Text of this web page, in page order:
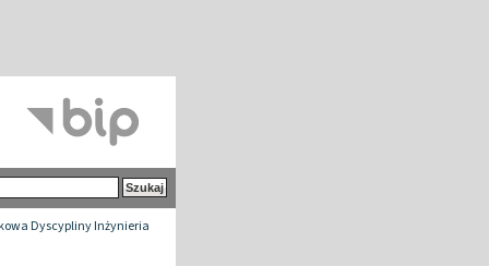
Dyscypliny Inżynieria